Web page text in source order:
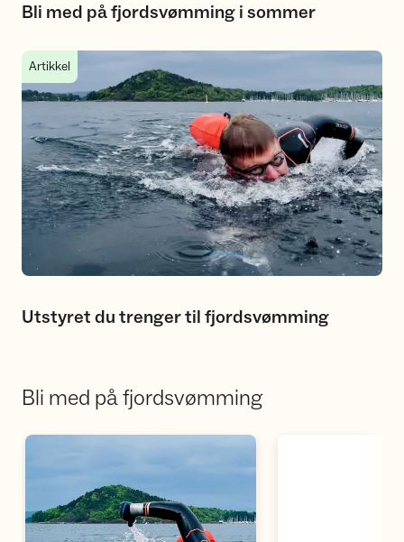
Bli med på fjordsvømming i sommer
Utstyret du trenger til fjordsvømming
Artikkel
Utstyret du trenger til fjordsvømming
Bli med på fjordsvømming